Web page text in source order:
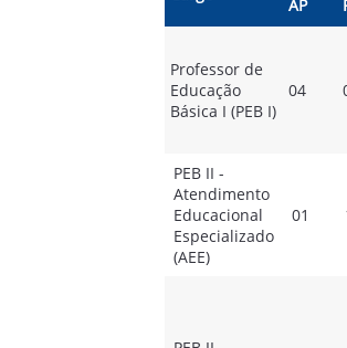
AP
Professor de
Educação
Básica I (PEB I)
04
PEB II -
Atendimento
Educacional
Especializado
(AEE)
01